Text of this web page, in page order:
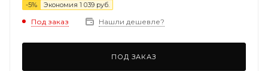
-5% Экономия 1 039 руб.
Под заказ Нашли дешевле?
ПОД ЗАКАЗ